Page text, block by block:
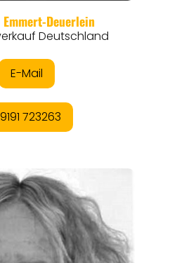
ORTE
EVENTS
REISEFÜHRER
THEMEN
ANGEBOTE